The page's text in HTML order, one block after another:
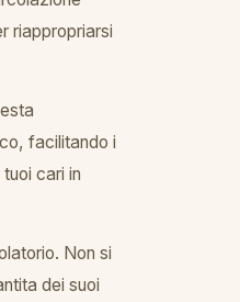
riappropriarsi
facilitando i
cari in
Non si
dei suoi